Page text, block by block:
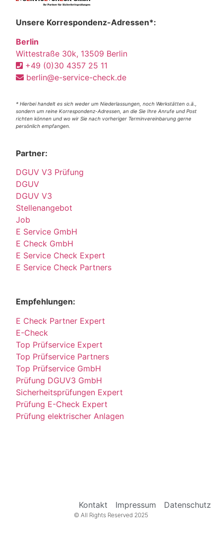
Unsere Korrespondenz-Adressen*:
Berlin
Wittestraße 30k, 13509 Berlin
+49 (0)30 4357 25 11
berlin@e-service-check.de
* Hierbei handelt es sich weder um Niederlassungen, noch Werkstätten o.ä.,
sondern um reine Korrespondenz-Adressen, an die Sie Ihre Anrufe und Post
richten können und wo wir Sie nach vorheriger Terminvereinbarung gerne
persönlich empfangen.
Partner:
DGUV V3 Prüfung
DGUV
DGUV V3
Stellenangebot
Job
E Service GmbH
E Check GmbH
E Service Check Expert
E Service Check Partners
Empfehlungen:
E Check Partner Expert
E-Check
Top Prüfservice Expert
Top Prüfservice Partners
Top Prüfservice GmbH
Prüfung DGUV3 GmbH
Sicherheitsprüfungen Expert
Prüfung E-Check Expert
Prüfung elektrischer Anlagen
Kontakt Impressum Datenschutz
© All Rights Reserved 2025